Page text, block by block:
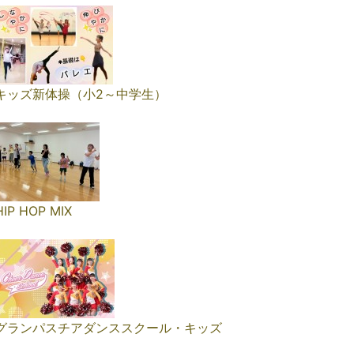
ッズ新体操（小2～中学生）
HOP MIX
ランパスチアダンススクール・キッズ